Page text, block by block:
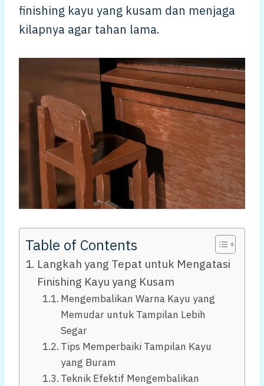
finishing kayu yang kusam dan menjaga
kilapnya agar tahan lama.
Table of Contents
Langkah yang Tepat untuk Mengatasi
Finishing Kayu yang Kusam
Mengembalikan Warna Kayu yang
Memudar untuk Tampilan Lebih
Segar
Tips Memperbaiki Tampilan Kayu
yang Buram
Teknik Efektif Mengembalikan